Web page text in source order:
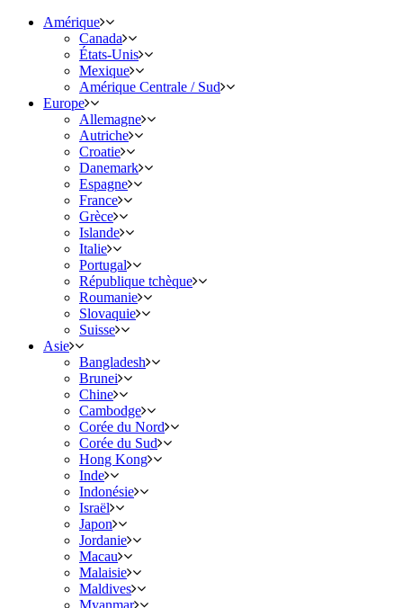
Amérique
Canada
États-Unis
Mexique
Amérique Centrale / Sud
Europe
Allemagne
Autriche
Croatie
Danemark
Espagne
France
Grèce
Islande
Italie
Portugal
République tchèque
Roumanie
Slovaquie
Suisse
Asie
Bangladesh
Brunei
Chine
Cambodge
Corée du Nord
Corée du Sud
Hong Kong
Inde
Indonésie
Israël
Japon
Jordanie
Macau
Malaisie
Maldives
Myanmar